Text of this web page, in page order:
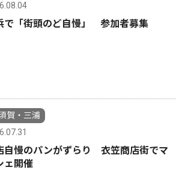
で「街頭のど自慢」 参加者募集
賀・三浦
自慢のパンがずらり 衣笠商店街でマ
ェ開催